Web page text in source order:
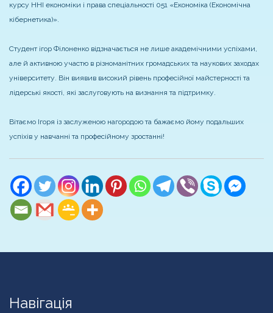
курсу ННІ економіки і права спеціальності 051 «Економіка (Економічна
кібернетика)».
Студент ігор Філоненко відзначається не лише академічними успіхами,
але й активною участю в різноманітних громадських та наукових заходах
університету. Він виявив високий рівень професійної майстерності та
лідерські якості, які заслуговують на визнання та підтримку.
Вітаємо Ігоря із заслуженою нагородою та бажаємо йому подальших
успіхів у навчанні та професійному зростанні!
Навігація